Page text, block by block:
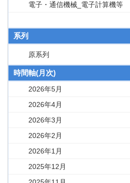
電子・通信機械_電子計算機等
系列
原系列
時間軸(月次)
2026年5月
2026年4月
2026年3月
2026年2月
2026年1月
2025年12月